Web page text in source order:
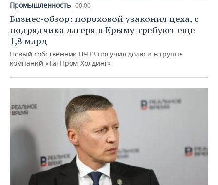
Промышленность 00:00
Бизнес-обзор: пороховой узаконил цеха, с
подрядчика лагеря в Крыму требуют еще
1,8 млрд
Новый собственник НЧТЗ получил долю и в группе
компаний «ТатПром-Холдинг»